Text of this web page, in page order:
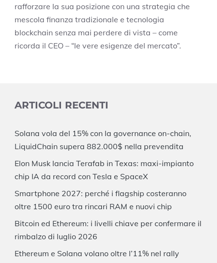
rafforzare la sua posizione con una strategia che
mescola finanza tradizionale e tecnologia
blockchain senza mai perdere di vista – come
ricorda il CEO – “le vere esigenze del mercato”.
ARTICOLI RECENTI
Solana vola del 15% con la governance on-chain,
LiquidChain supera 882.000$ nella prevendita
Elon Musk lancia Terafab in Texas: maxi-impianto
chip IA da record con Tesla e SpaceX
Smartphone 2027: perché i flagship costeranno
oltre 1500 euro tra rincari RAM e nuovi chip
Bitcoin ed Ethereum: i livelli chiave per confermare il
rimbalzo di luglio 2026
Ethereum e Solana volano oltre l’11% nel rally